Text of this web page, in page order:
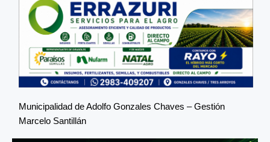
Municipalidad de Adolfo Gonzales Chaves – Gestión
Marcelo Santillán